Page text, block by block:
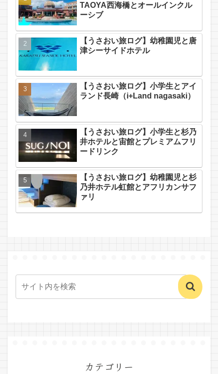
TAOYA西海橋とオールインクル
ーシブ
【うさおい旅ログ】幼稚園児と唐
津シーサイドホテル
【うさおい旅ログ】小学生とアイ
ランド長崎（i+Land nagasaki）
【うさおい旅ログ】小学生と杉乃
井ホテルと宙館とプレミアムフリ
ードリンク
【うさおい旅ログ】幼稚園児と杉
乃井ホテル虹館とアフリカンサフ
ァリ
カテゴリー